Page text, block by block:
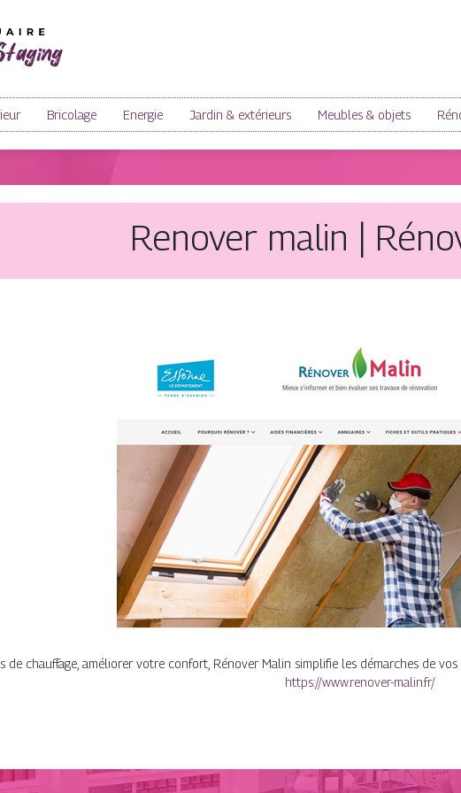
Bricolage Energie Jardin & extérieurs Meubles & objets
Renover malin |
de chauffage, améliorer votre confort, Rénover Malin simplifie les démarches de
https://www.renover-malin.fr/